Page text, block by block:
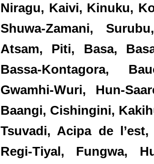
Niragu, Kaivi, Kinuku,
Shuwa-Zamani,
Atsam, Piti, Basa,
Bassa-Kontagora,
Gwamhi-Wuri, Hun-
Baangi, Cishingini,
Tsuvadi, Acipa de
Regi-Tiyal, Fungwa,